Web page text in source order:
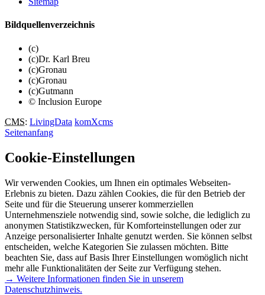
Bildquellenverzeichnis
(c)
(c)Dr. Karl Breu
(c)Gronau
(c)Gronau
(c)Gutmann
© Inclusion Europe
CMS: LivingData komXcms
Seitenanfang
Cookie-Einstellungen
Wir verwenden Cookies, um Ihnen ein optimales Webseiten-
Erlebnis zu bieten. Dazu zählen Cookies, die für den Betrieb der
Seite und für die Steuerung unserer kommerziellen
Unternehmensziele notwendig sind, sowie solche, die lediglich zu
anonymen Statistikzwecken, für Komforteinstellungen oder zur
Anzeige personalisierter Inhalte genutzt werden. Sie können selbst
entscheiden, welche Kategorien Sie zulassen möchten. Bitte
beachten Sie, dass auf Basis Ihrer Einstellungen womöglich nicht
mehr alle Funktionalitäten der Seite zur Verfügung stehen.
→ Weitere Informationen finden Sie in unserem
Datenschutzhinweis.